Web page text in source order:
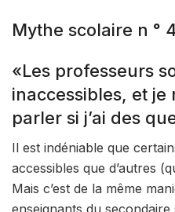
Mythe scolaire n °
«Les professeurs
inaccessibles, et
parler si j’ai des
Il est indéniable que
accessibles que d’autres
Mais c’est de la même